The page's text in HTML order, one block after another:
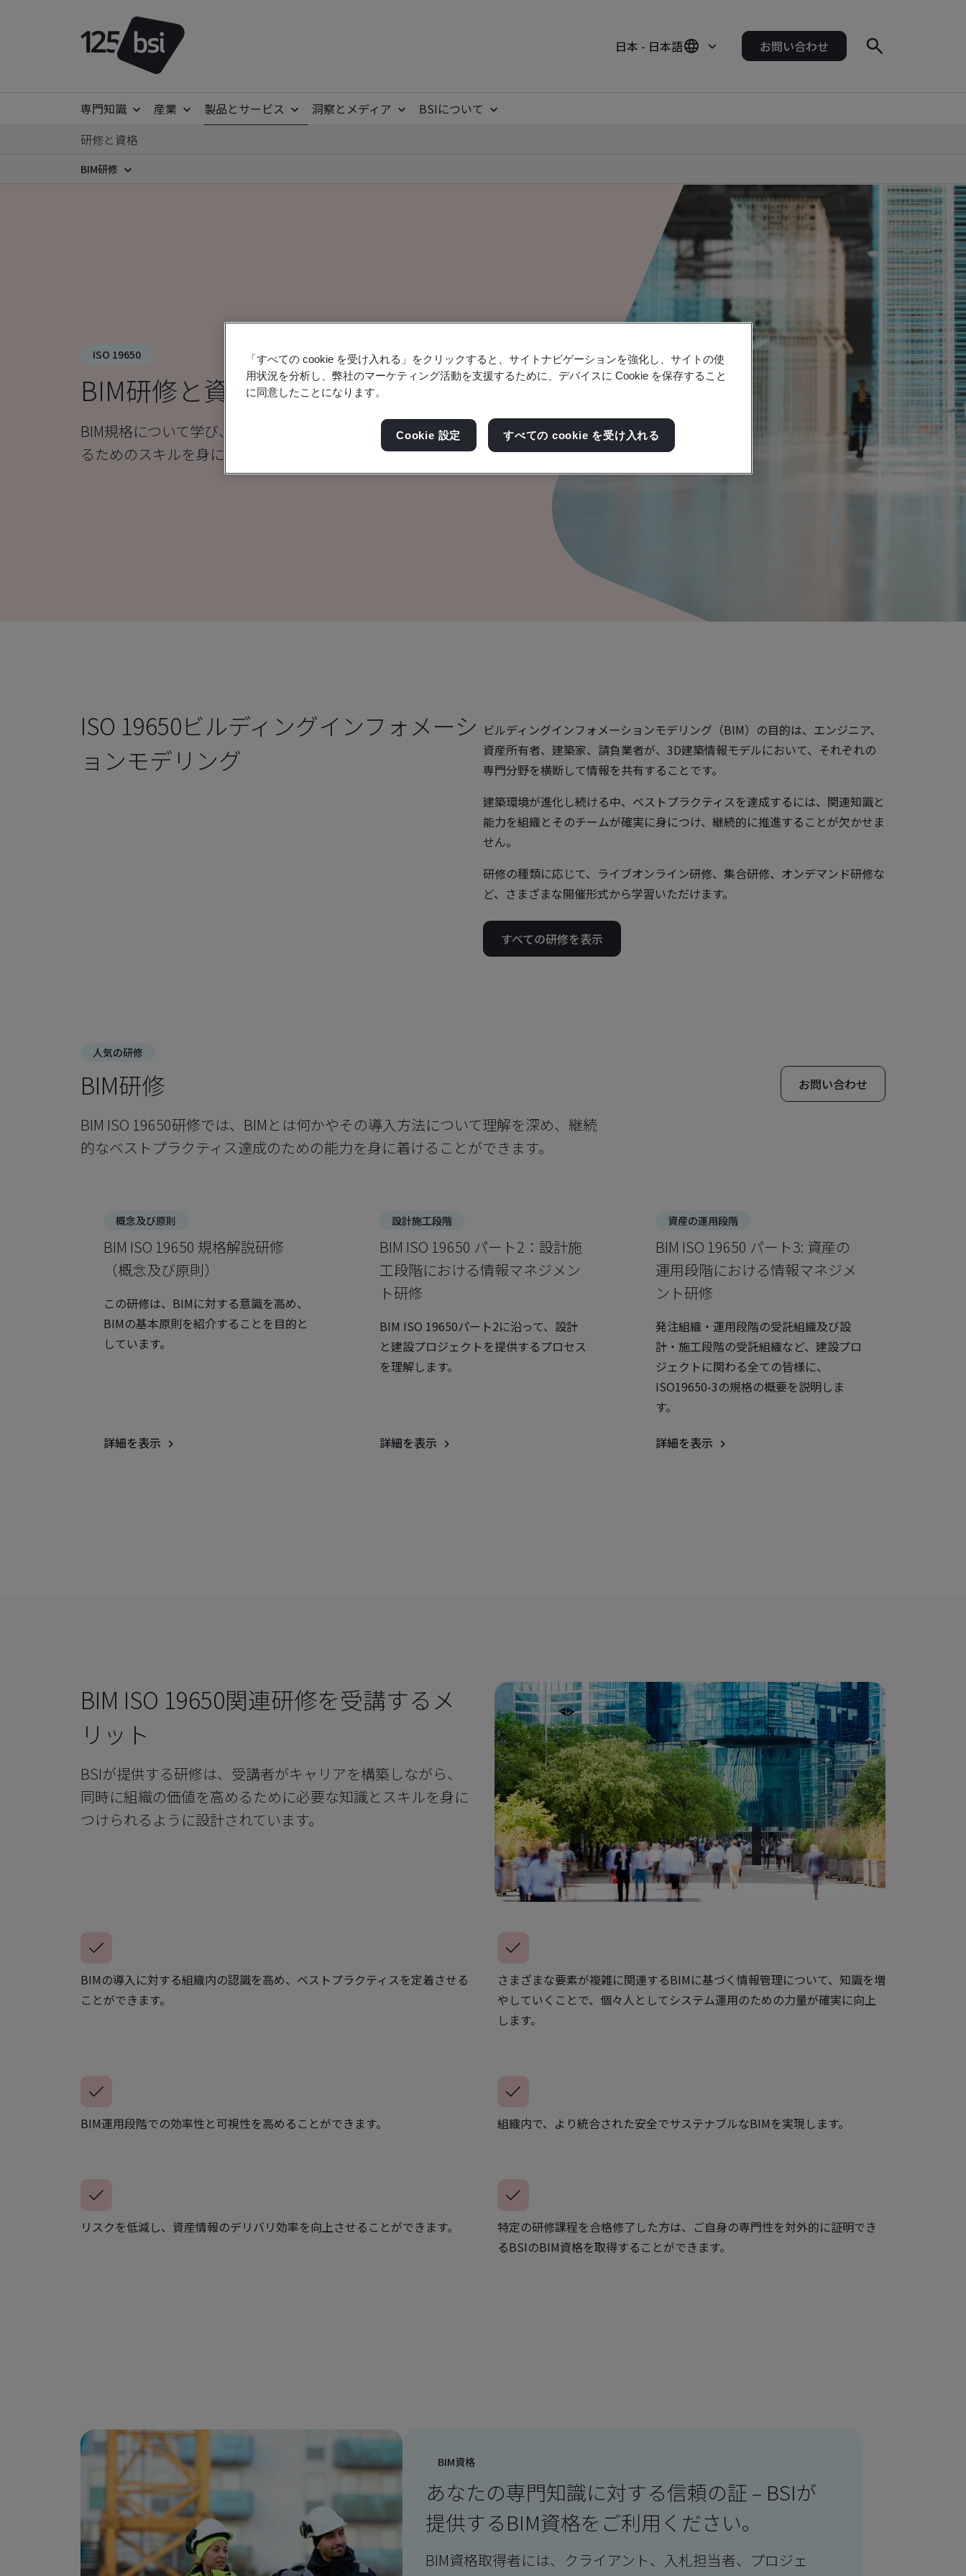
日本 - 日本語 お問い合わせ
専門知識 産業 製品とサービス 洞察とメディア
BSIについて
研修と資格
BIM研修
ISO 19650
BIM研修と資格
BIM規格について学び、体系的な仕組みを構築、運用、維持す
るためのスキルを身に付けましょう。
ISO 19650ビルディングインフォメーシ
ョンモデリング
ビルディングインフォメーションモデリング（BIM）の目的は、エンジニア、
資産所有者、建築家、請負業者が、3D建築情報モデルにおいて、それぞれの
専門分野を横断して情報を共有することです。
建築環境が進化し続ける中、ベストプラクティスを達成するには、関連知識と
能力を組織とそのチームが確実に身につけ、継続的に推進することが欠かせま
せん。
研修の種類に応じて、ライブオンライン研修、集合研修、オンデマンド研修な
ど、さまざまな開催形式から学習いただけます。
すべての研修を表示
人気の研修
BIM研修
BIM ISO 19650研修では、BIMとは何かやその導入方法について理解を深め、継続
的なベストプラクティス達成のための能力を身に着けることができます。
お問い合わせ
概念及び原則
BIM ISO 19650 規格解説研修
（概念及び原則）
この研修は、BIMに対する意識を高め、
BIMの基本原則を紹介することを目的と
しています。
詳細を表示
設計施工段階
BIM ISO 19650 パート2：設計施
工段階における情報マネジメン
ト研修
BIM ISO 19650パート2に沿って、設計
と建設プロジェクトを提供するプロセス
を理解します。
詳細を表示
資産の運用段階
BIM ISO 19650 パート3: 資産の
運用段階における情報マネジメ
ント研修
発注組織・運用段階の受託組織及び設
計・施工段階の受託組織など、建設プロ
ジェクトに関わる全ての皆様に、
ISO19650-3の規格の概要を説明しま
す。
詳細を表示
BIM ISO 19650関連研修を受講するメ
リット
BSIが提供する研修は、受講者がキャリアを構築しながら、
同時に組織の価値を高めるために必要な知識とスキルを身に
つけられるように設計されています。
BIMの導入に対する組織内の認識を高め、ベストプラクティスを定着させる
ことができます。
さまざまな要素が複雑に関連するBIMに基づく情報管理について、知識を増
やしていくことで、個々人としてシステム運用のための力量が確実に向上
します。
BIM運用段階での効率性と可視性を高めることができます。 組織内で、より統合された安全でサステナブルなBIMを実現します。
リスクを低減し、資産情報のデリバリ効率を向上させることができます。
特定の研修課程を合格修了した方は、ご自身の専門性を対外的に証明でき
るBSIのBIM資格を取得することができます。
BIM資格
あなたの専門知識に対する信頼の証 – BSIが
提供するBIM資格をご利用ください。
BIM資格取得者には、クライアント、入札担当者、プロジェ
「すべての cookie を受け入れる」をクリックすると、サイトナビゲーションを強化し、サイトの使
用状況を分析し、弊社のマーケティング活動を支援するために、デバイスに Cookie を保存すること
に同意したことになります。
Cookie 設定 すべての cookie を受け入れる